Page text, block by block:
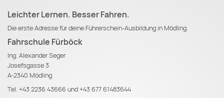
Leichter Lernen. Besser Fahren.
Die erste Adresse für deine Führerschein-Ausbildung in Mödling.
Fahrschule Fürböck
Ing. Alexander Seger
Josefsgasse 3
A-2340 Mödling
Tel. +43 2236 43666 und+43 677 61483644